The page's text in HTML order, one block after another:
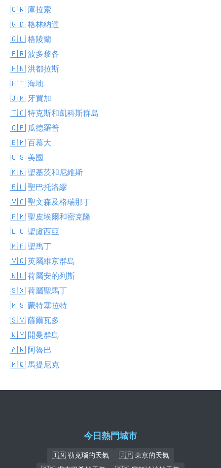
🇨🇼 庫拉索
🇬🇩 格林納達
🇬🇱 格陵蘭
🇵🇷 波多黎各
🇭🇳 洪都拉斯
🇭🇹 海地
🇯🇲 牙買加
🇹🇨 特克斯和凱科斯群島
🇬🇵 瓜德羅普
🇧🇲 百慕大
🇺🇸 美國
🇰🇳 聖基茨和尼維斯
🇧🇱 聖巴托洛繆
🇻🇨 聖文森及格瑞那丁
🇵🇲 聖皮埃爾和密克隆
🇱🇨 聖盧西亞
🇲🇫 聖馬丁
🇻🇬 英屬維京群島
🇳🇱 荷屬安的列斯
🇸🇽 荷屬聖馬丁
🇲🇸 蒙特塞拉特
🇸🇻 薩爾瓦多
🇰🇾 開曼群島
🇦🇼 阿魯巴
🇲🇶 馬提尼克
今日熱門城市
🇮🇳 勒克瑙的天氣
🇯🇵 東京的天氣